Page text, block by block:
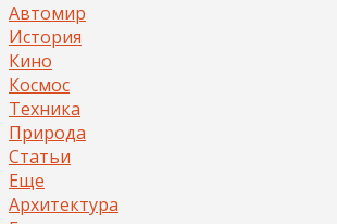
Автомир
История
Кино
Космос
Техника
Природа
Статьи
Еще
Архитектура